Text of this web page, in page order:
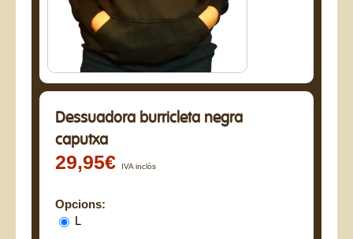
Dessuadora burricleta negra
caputxa
29,95€ IVA inclòs
Opcions:
L